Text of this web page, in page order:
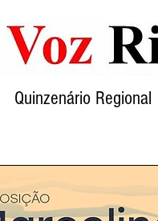
Quinzenário Regional